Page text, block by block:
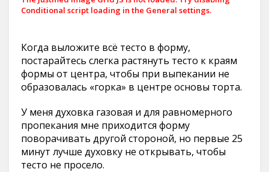
Conditional script loading in the General settings.
Когда выложите всё тесто в форму,
постарайтесь слегка растянуть тесто к краям
формы от центра, чтобы при выпекании не
образовалась «горка» в центре основы торта.
У меня духовка газовая и для равномерного
пропекания мне приходится форму
поворачивать другой стороной, но первые 25
минут лучше духовку не открывать, чтобы
тесто не просело.